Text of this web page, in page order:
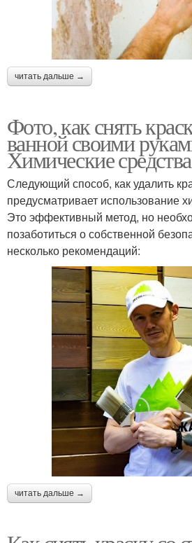
читать дальше →
Фото, как снять
ванной своими
Химические средства
Следующий способ, как удалить
предусматривает использование
Это эффективный метод, но
позаботиться о собственной
несколько рекомендаций:
читать дальше →